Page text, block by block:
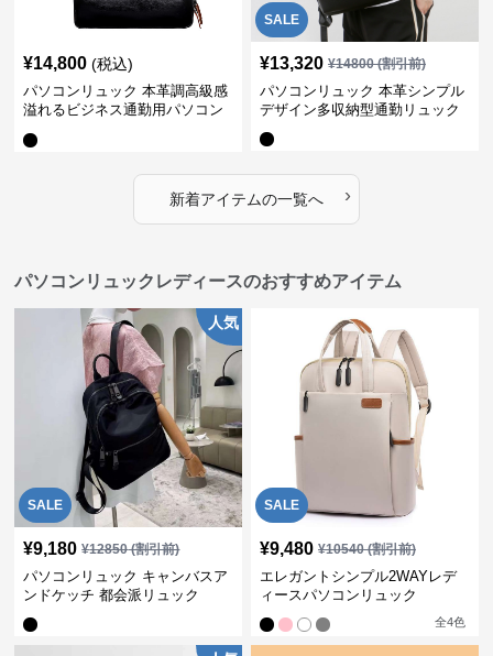
¥14,800 (税込)
パソコンリュック 本革調高級感
溢れるビジネス通勤用パソコン
SALE
¥13,320 ¥14800(割引前)
パソコンリュック 本革シンプル
デザイン多収納型通勤リュック
新着アイテムの一覧へ ›
パソコンリュックレディースのおすすめアイテム
SALE
人気
¥9,180 ¥12850(割引前)
パソコンリュック キャンバスア
ンドケッチ 都会派リュック
SALE
¥9,480 ¥10540(割引前)
エレガントシンプル2WAYレデ
ィースパソコンリュック
全4色